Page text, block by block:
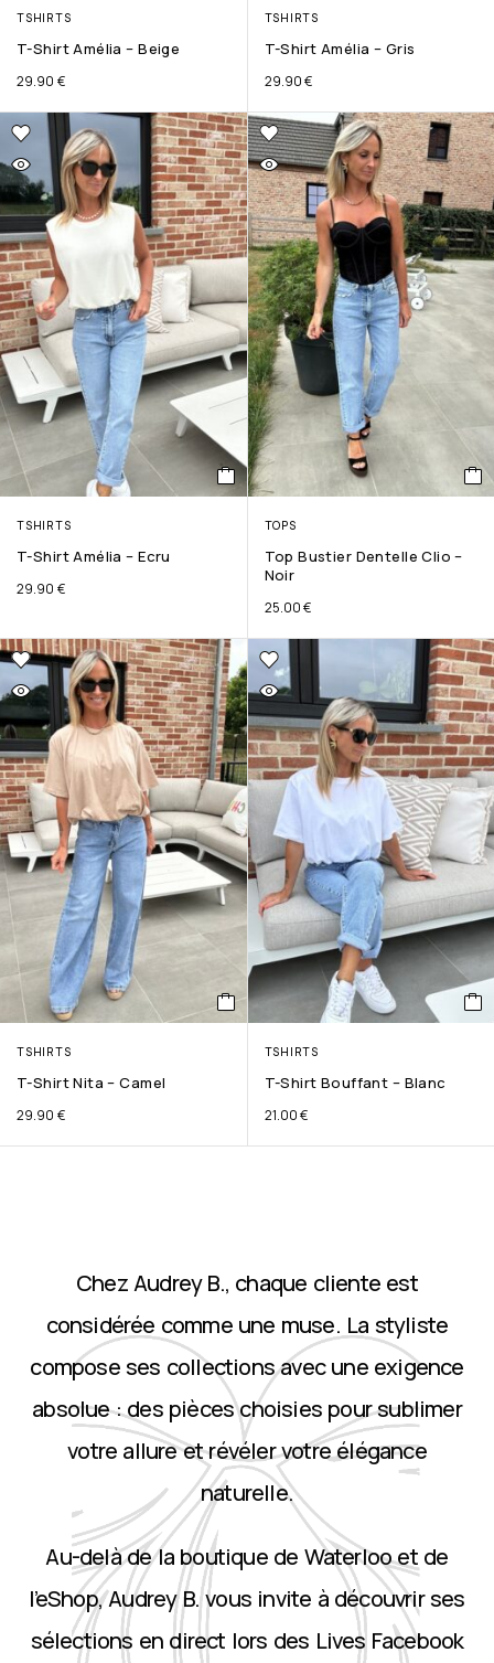
TSHIRTS
T-Shirt Amélia – Beige
29.90 €
TSHIRTS
T-Shirt Amélia – Gris
29.90€
TSHIRTS
T-Shirt Amélia – Ecru
29.90 €
TOPS
Top Bustier Dentelle Clio –
Noir
25.00€
TSHIRTS
T-Shirt Nita – Camel
29.90 €
TSHIRTS
T-Shirt Bouffant – Blanc
21.00€
Chez Audrey B., chaque cliente est
considérée comme une muse. La styliste
compose ses collections avec une exigence
absolue : des pièces choisies pour sublimer
votre allure et révéler votre élégance
naturelle.
Au-delà de la boutique de Waterloo et de
l’eShop, Audrey B. vous invite à découvrir ses
sélections en direct lors des Lives Facebook